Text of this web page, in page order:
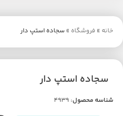
خانه » فروشگاه » سجاده استپ دار
سجاده استپ دار
شناسه محصول: 4939